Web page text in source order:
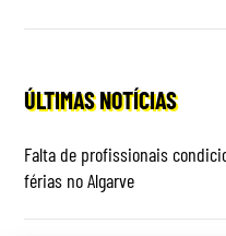
ÚLTIMAS NOTÍCIAS
Falta de profissionais
férias no Algarve